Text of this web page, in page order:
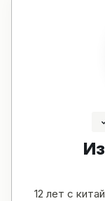
12 лет с